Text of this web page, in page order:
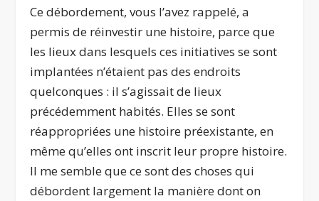
Ce débordement, vous l’avez rappelé, a
permis de réinvestir une histoire, parce que
les lieux dans lesquels ces initiatives se sont
implantées n’étaient pas des endroits
quelconques : il s’agissait de lieux
précédemment habités. Elles se sont
réappropriées une histoire préexistante, en
même qu’elles ont inscrit leur propre histoire.
Il me semble que ce sont des choses qui
débordent largement la manière dont on